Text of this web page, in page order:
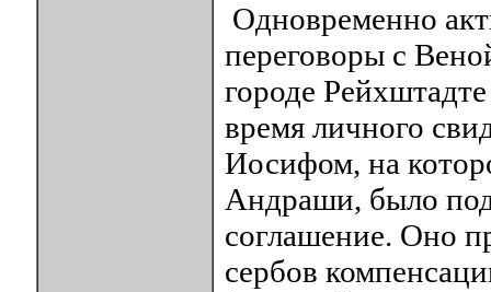
Одновременно
переговоры с
городе
время личного
Иосифом, на
Андраши, было
соглашение. Оно
сербов